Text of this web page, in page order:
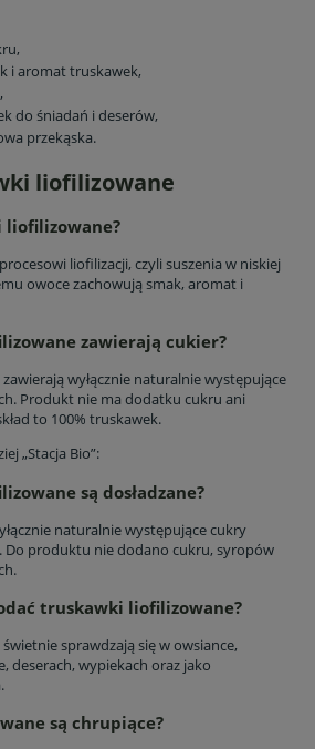
i aromat truskawek,
do śniadań i deserów,
przekąska.
liofilizowane
liofilizowane?
liofilizacji, czyli suszenia w niskiej
owoce zachowują smak, aromat i
zawierają cukier?
wyłącznie naturalnie występujące
Produkt nie ma dodatku cukru ani
to 100% truskawek.
„Stacja Bio”:
są dosładzane?
naturalnie występujące cukry
Do produktu nie dodano cukru, syropów
truskawki liofilizowane?
sprawdzają się w owsiance,
deserach, wypiekach oraz jako
są chrupiące?